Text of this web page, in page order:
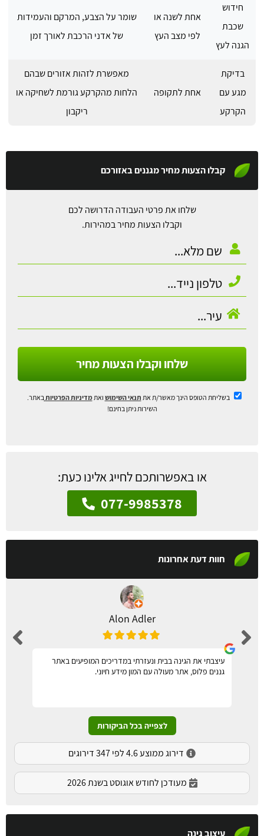
חידוש
שכבת
הגנה לעץ
אחת לשנה או
לפי מצב העץ
שומר על הצבע, המרקם והעמידות
של אדני הרכבת לאורך זמן
בדיקת
מגע עם
הקרקע
אחת לתקופה
מאפשרת לזהות אזורים שבהם
הלחות מהקרקע גורמת לשחיקה או
ריקבון
קבלו הצעות מחיר מגננים באזורכם
שלחו את פרטי העבודה הדרושה לכם
וקבלו הצעות מחיר במהירות.
שלחו וקבלו הצעות מחיר
בשליחת הטופס הינך מאשר/ת את תנאי השימוש ואתמדיניות הפרטיות באתר.
השירות ניתן בחינם!
או באפשרותכם לחייג אלינו כעת:
077-9985378
חוות דעת אחרונות
Alon Adler
עיצבתי את הגינה בבית ונעזרתי במדריכים המופיעים באתר
גננים פלוס, אתר מעולה עם המון מידע חיוני.
לצפייה בכל הביקורות
דירוג ממוצע 4.6 לפי 347 דירוגים
מעודכן לחודש אוגוסט בשנת 2026
עיצוב גינה